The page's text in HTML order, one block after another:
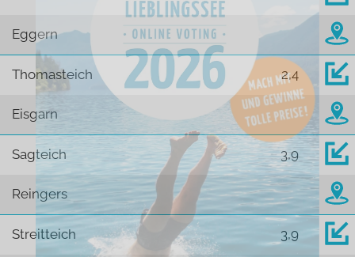
Eggern
Thomasteich 2,4
Eisgarn
Sagteich 3,9
Reingers
Streitteich 3,9